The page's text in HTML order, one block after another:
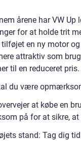
årene har VW
for at holde trit
tilføjet en ny motor
attraktiv som
til en reduceret pris.
du være
at købe en
på for at sikre,
stand: Tag dig